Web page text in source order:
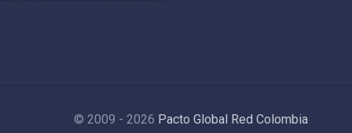
© 2009 - 2026 Pacto Global Red Colombia